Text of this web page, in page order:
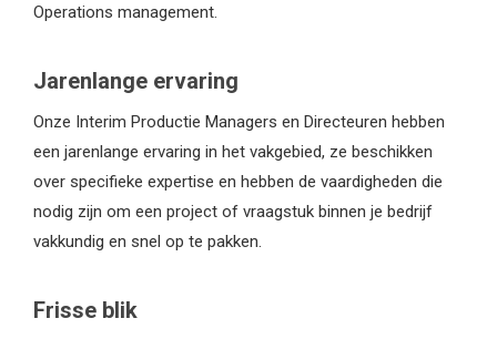
Operations management.
Jarenlange ervaring
Onze Interim Productie Managers en Directeuren hebben
een jarenlange ervaring in het vakgebied, ze beschikken
over specifieke expertise en hebben de vaardigheden die
nodig zijn om een project of vraagstuk binnen je bedrijf
vakkundig en snel op te pakken.
Frisse blik